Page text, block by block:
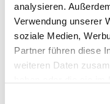
analysieren.
Verwendung unserer
soziale Medien,
Partner führen diese
weiteren Daten
Geschlossen - öffnet